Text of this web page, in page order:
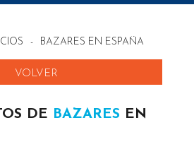
- BAZARES EN ESPAÑA
VOLVER
DE BAZARES EN